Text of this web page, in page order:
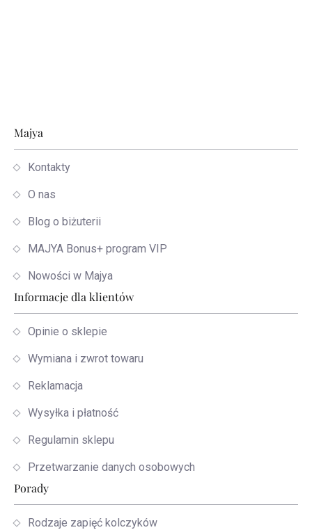
Stopka
Majya
Kontakty
O nas
Blog o biżuterii
MAJYA Bonus+ program VIP
Nowości w Majya
Informacje dla klientów
Opinie o sklepie
Wymiana i zwrot towaru
Reklamacja
Wysyłka i płatność
Regulamin sklepu
Przetwarzanie danych osobowych
Porady
Rodzaje zapięć kolczyków